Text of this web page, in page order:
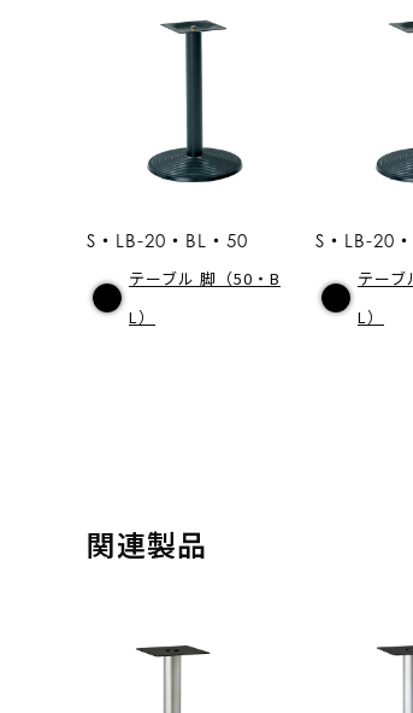
S・LB-20・BL・50
テーブル 脚（50・B
L）
S・LB-20
テーブ
L）
関連製品